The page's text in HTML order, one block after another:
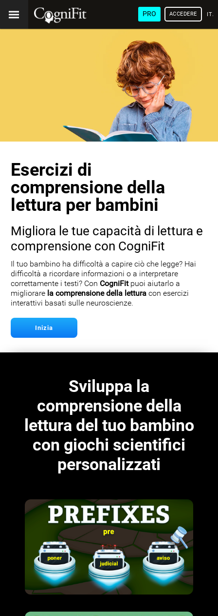
PRO ACCEDERE
Esercizi di
comprensione della
lettura per bambini
Migliora le tue capacità di lettura e
comprensione con CogniFit
Il tuo bambino ha difficoltà a capire ciò che legge? Hai
difficoltà a ricordare informazioni o a interpretare
correttamente i testi? Con CogniFitpuoi aiutarlo a
migliorare la comprensione della lettura con esercizi
interattivi basati sulle neuroscienze.
Inizia
Sviluppa la
comprensione della
lettura del tuo bambino
con giochi scientifici
personalizzati